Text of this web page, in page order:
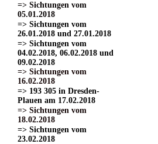
=> Sichtungen vom
05.01.2018
=> Sichtungen vom
26.01.2018 und 27.01.2018
=> Sichtungen vom
04.02.2018, 06.02.2018 und
09.02.2018
=> Sichtungen vom
16.02.2018
=> 193 305 in Dresden-
Plauen am 17.02.2018
=> Sichtungen vom
18.02.2018
=> Sichtungen vom
23.02.2018